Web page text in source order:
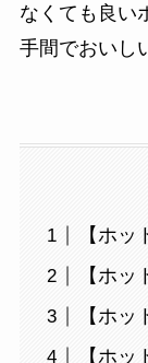
なくても良い
手間でおいし
【ホ
【ホ
【ホ
【ホ